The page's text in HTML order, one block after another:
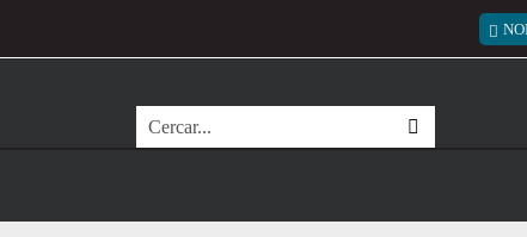
Cerca